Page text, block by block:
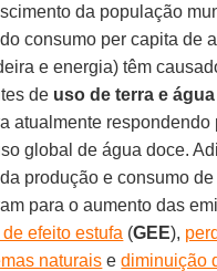
da população
consumo per capita de
e energia) têm
de uso de terra e
atualmente respondendo
global de água doce.
produção e consumo
para o aumento das
efeito estufa (GEE),
naturais e diminuição